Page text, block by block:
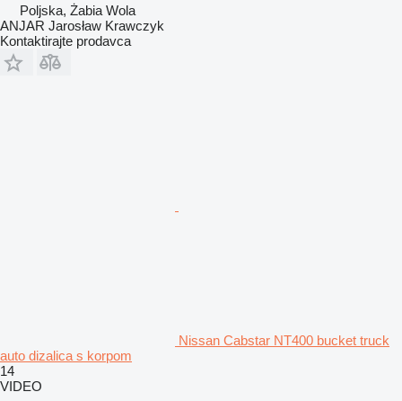
Poljska, Żabia Wola
ANJAR Jarosław Krawczyk
Kontaktirajte prodavca
Nissan Cabstar NT400 bucket truck
auto dizalica s korpom
14
VIDEO